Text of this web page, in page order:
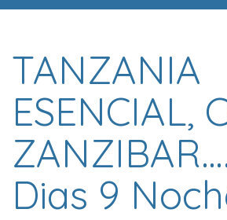
TANZANIA
ESENCIAL,
Dias 9